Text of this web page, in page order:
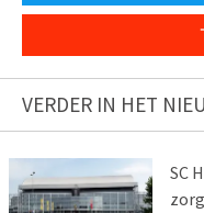
VERDER IN HET
SC